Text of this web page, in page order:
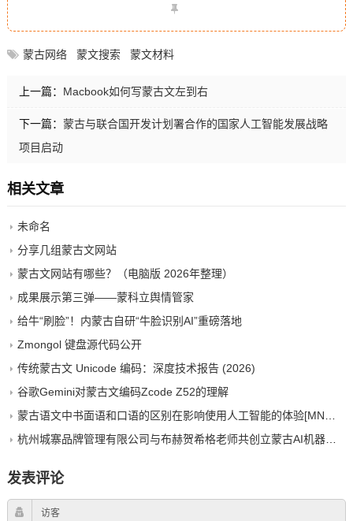
蒙古网络 蒙文搜索 蒙文材料
上一篇： Macbook如何写蒙古文左到右
下一篇： 蒙古与联合国开发计划署合作的国家人工智能发展战略
项目启动
相关文章
未命名
分享几组蒙古文网站
蒙古文网站有哪些？（电脑版 2026年整理）
成果展示第三弹——蒙科立舆情管家
给牛“刷脸”！内蒙古自研“牛脸识别AI”重磅落地
Zmongol 键盘源代码公开
传统蒙古文 Unicode 编码：深度技术报告 (2026)
谷歌Gemini对蒙古文编码Zcode Z52的理解
蒙古语文中书面语和口语的区别在影响使用人工智能的体验[MNG&zh-CN]
杭州城寨品牌管理有限公司与布赫贺希格老师共创立蒙古AI机器人，布局文化科技新赛道
发表评论